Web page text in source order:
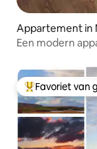
Appartement in
Een modern
Topfavoriet
Favoriet van